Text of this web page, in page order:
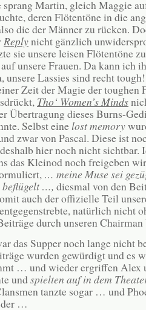
sprang Martin, gleich Maggie
deren Flötentöne in die
die der Männer zu rücken.
Replynicht gänzlich
sie unsere leisen Flötentöne
unsere Frauen. Da kann ich
unsere Lassies sind recht
Zeit der Magie der toughen
Tho‘ Women’s Minds
Übertragung dieses Burns-
Selbst einelost memory
zwar von Pascal. Diese ist
hier noch nicht sichtbar.
das Kleinod noch freigeben
… meine Muse sei
beflügelt …, diesmal von den
auch der offizielle Teil
natürlich nicht
durch unseren Chairman
das Supper noch lange nicht
wurden gewürdigt und es
… und wieder ergriffen Alex
undspielten auf in dem
tanzte sogar … und
…